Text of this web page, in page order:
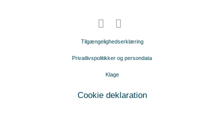
Tilgængelighedserklæring
Privatlivspolitikker og persondata
Klage
Cookie deklaration